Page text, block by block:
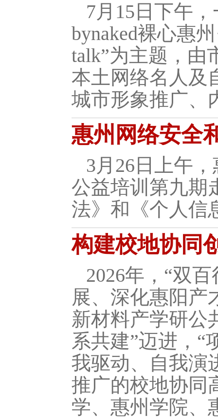
7月15日下午
bynaked裸心惠
talk”为主题，由
本土网络名人及
城市形象推广、
惠州网络安全
3月26日上午
公益培训第九期
法》和《个人信
构建校地协同
2026年，“双
展、深化惠阳产
新材料产学研公
系共建”迈进，“
我驱动、自我演
推广的校地协同
学、惠州学院、